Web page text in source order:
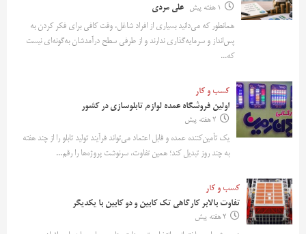
1 هفته پیش
علی مردی
همانطور که می‌دانید بسیاری از افراد شاغل، وقت کافی برای فکر کردن به
پس‌انداز و سرمایه‌گذاری ندارند و از طرفی سطح درآمدشان به‌گونه‌ای نیست
که...
کسب و کار
اولین فروشگاه عمده لوازم تابلوسازی در کشور
2 هفته پیش
یک تأمین‌کننده عمده و قابل اعتماد می‌تواند فرآیند تولید تابلو را از چند هفته
به چند روز تبدیل کند؛ همین تفاوت، سرنوشت پروژه‌ها را رقم...
کسب و کار
تفاوت بالابر کارگاهی تک کابین و دو کابین با یکدیگر
2 هفته پیش